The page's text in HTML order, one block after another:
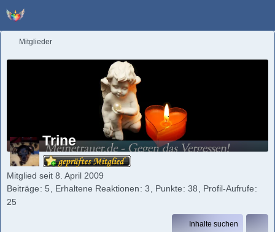
Mitglieder
Trine
Mitglied seit 8. April 2009
Beiträge
5 Erhaltene Reaktionen 3 Punkte 38
Profil-Aufrufe
25
Inhalte suchen